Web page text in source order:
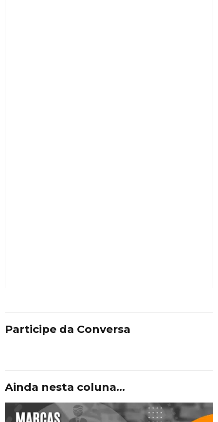
Participe da Conversa
Ainda nesta coluna...